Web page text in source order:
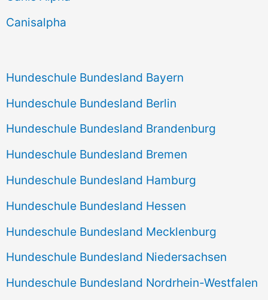
h
Canisalpha
Hundeschule Bundesland Bayern
Hundeschule Bundesland Berlin
Hundeschule Bundesland Brandenburg
Hundeschule Bundesland Bremen
Hundeschule Bundesland Hamburg
Hundeschule Bundesland Hessen
Hundeschule Bundesland Mecklenburg
Hundeschule Bundesland Niedersachsen
Hundeschule Bundesland Nordrhein-Westfalen